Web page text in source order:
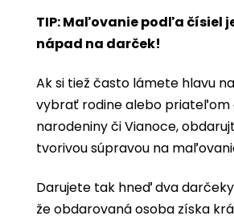
TIP: Maľovanie podľa čísiel
nápad na darček!
Ak si tiež často lámete hlavu
vybrať rodine alebo priateľom
narodeniny či Vianoce,
tvorivou súpravou na
Darujete tak hneď dva
že obdarovaná osoba získa